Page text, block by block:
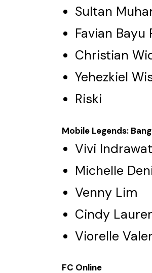
Sultan
Favian Bayu
Christian
Yehezkiel
Riski
Mobile Legends:
Vivi
Michelle
Venny Lim
Cindy
Viorelle
FC Online